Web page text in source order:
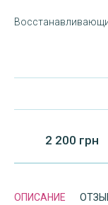
2 200 грн
ОПИСАНИЕ